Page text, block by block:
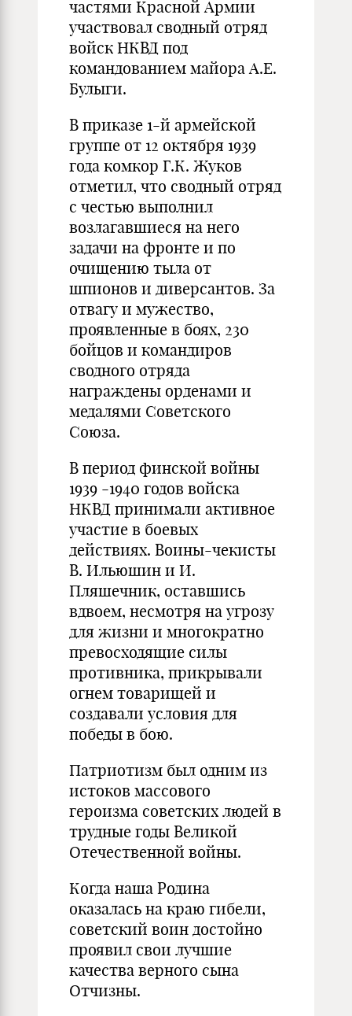
частями Красной Армии
участвовал сводный отряд
войск НКВД под
командованием майора А.Е.
Булыги.
В приказе 1-й армейской
группе от 12 октября 1939
года комкор Г.К. Жуков
отметил, что сводный отряд
с честью выполнил
возлагавшиеся на него
задачи на фронте и по
очищению тыла от
шпионов и диверсантов. За
отвагу и мужество,
проявленные в боях, 230
бойцов и командиров
сводного отряда
награждены орденами и
медалями Советского
Союза.
В период финской войны
1939 -1940 годов войска
НКВД принимали активное
участие в боевых
действиях. Воины-чекисты
В. Ильюшин и И.
Пляшечник, оставшись
вдвоем, несмотря на угрозу
для жизни и многократно
превосходящие силы
противника, прикрывали
огнем товарищей и
создавали условия для
победы в бою.
Патриотизм был одним из
истоков массового
героизма советских людей в
трудные годы Великой
Отечественной войны.
Когда наша Родина
оказалась на краю гибели,
советский воин достойно
проявил свои лучшие
качества верного сына
Отчизны.